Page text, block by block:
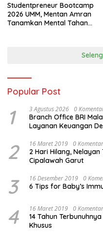
Studentpreneur Bootcamp
2026 UMM, Mentan Amran
Tanamkan Mental Tahan
Popular Post
1 3 Agustus 2026 0
Branch Office BRI
Layanan Keuangan
2 16 Maret 2019 0 Komentar
2 Hari Hilang,
Cipalawah Garut
3 16 Desember 2019 0
6 Tips for Baby’s
4 16 Maret 2019 0 Komentar
14 Tahun
Khusus